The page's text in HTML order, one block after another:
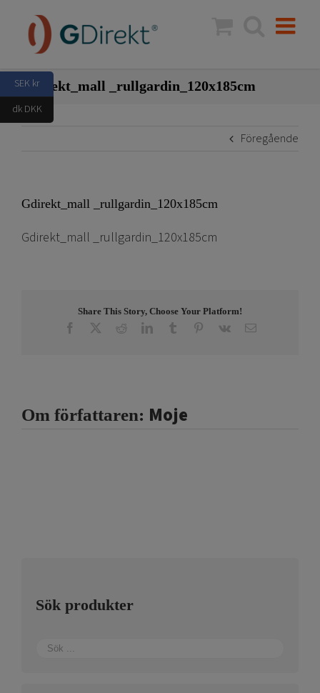
innehållet
Gdirekt_mall _rullgardin_120x185cm
Föregående
Gdirekt_mall _rullgardin_120x185cm
Gdirekt_mall _rullgardin_120x185cm
Share This Story, Choose Your Platform!
Facebook RedditLinkedInTumblr Pinterest
Vk E-
Om författaren: Moje
Sök produkter
SEK kr
dk DKK